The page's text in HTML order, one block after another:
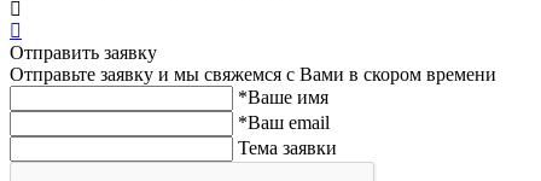
Отправить заявку
Отправьте заявку и мы свяжемся с Вами в скором времени
*Ваше имя
*Ваш email
Тема заявки